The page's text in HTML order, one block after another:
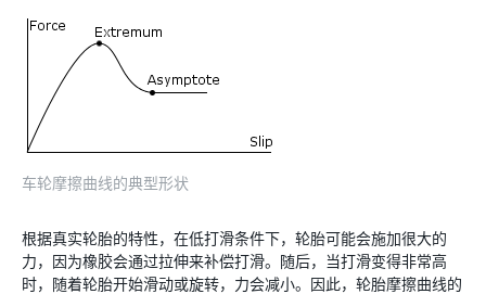
车轮摩擦曲线的典型形状
根据真实轮胎的特性，在低打滑条件下，轮胎可能会施加很大的
力，因为橡胶会通过拉伸来补偿打滑。随后，当打滑变得非常高
时，随着轮胎开始滑动或旋转，力会减小。因此，轮胎摩擦曲线的